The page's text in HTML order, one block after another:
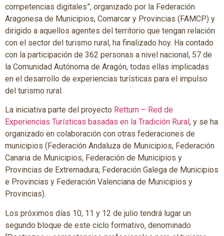
competencias digitales”, organizado por la Federación
Aragonesa de Municipios, Comarcar y Provincias (FAMCP) y
dirigido a aquellos agentes del territorio que tengan relación
con el sector del turismo rural, ha finalizado hoy. Ha contado
con la participación de 362 personas a nivel nacional, 57 de
la Comunidad Autónoma de Aragón, todas ellas implicadas
en el desarrollo de experiencias turísticas para el impulso
del turismo rural.
La iniciativa parte del proyecto Retturn – Red de
Experiencias Turísticas basadas en la Tradición Rural , y se ha
organizado en colaboración con otras federaciones de
municipios (Federación Andaluza de Municipios, Federación
Canaria de Municipios, Federación de Municipios y
Provincias de Extremadura; Federación Galega de Municipios
e Provincias y Federación Valenciana de Municipios y
Provincias).
Los próximos días 10, 11 y 12 de julio tendrá lugar un
segundo bloque de este ciclo formativo, denominado